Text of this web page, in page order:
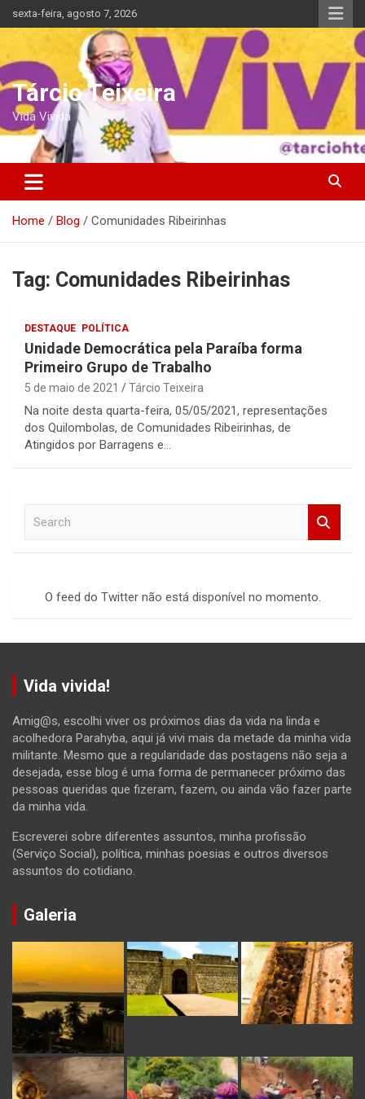
to
sexta-feira, agosto 7, 2026
Tárcio Teixeira
Vida Vivida
Home Blog Comunidades Ribeirinhas
Tag: Comunidades Ribeirinhas
DESTAQUE POLÍTICA
Unidade Democrática pela Paraíba forma
Primeiro Grupo de Trabalho
5 de maio de 2021 Tárcio Teixeira
Na noite desta quarta-feira, 05/05/2021, representações
dos Quilombolas, de Comunidades Ribeirinhas, de
Atingidos por Barragens e…
O feed do Twitter não está disponível no momento.
Vida vivida!
Amig@s, escolhi viver os próximos dias da vida na linda e
acolhedora Parahyba, aqui já vivi mais da metade da minha vida
militante. Mesmo que a regularidade das postagens não seja a
desejada, esse blog é uma forma de permanecer próximo das
pessoas queridas que fizeram, fazem, ou ainda vão fazer parte
da minha vida.
Escreverei sobre diferentes assuntos, minha profissão
(Serviço Social), política, minhas poesias e outros diversos
assuntos do cotidiano.
Galeria